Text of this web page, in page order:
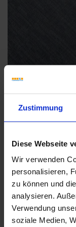
Zustimmung
Diese Webseite
Wir verwenden
personalisieren,
zu können und
analysieren.
Verwendung
soziale Medien,
Weitere Serien
Fliesenkleber
Showroom